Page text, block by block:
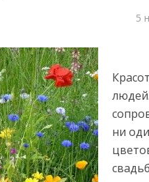
5
ни